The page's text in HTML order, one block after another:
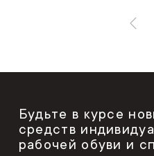
Будьте в курсе
средств
рабочей обуви и